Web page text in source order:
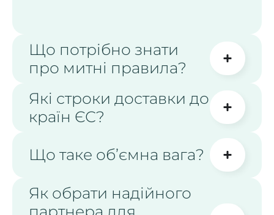
Що потрібно знати
про митні правила?
Які строки доставки до
країн ЄС?
Що таке об’ємна вага?
Як обрати надійного
партнера для